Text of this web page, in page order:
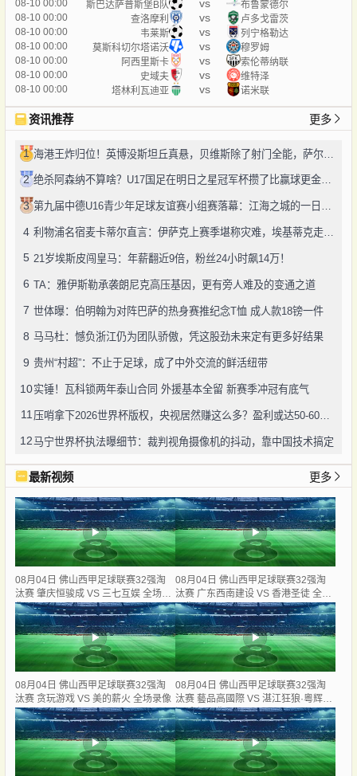
08-10 00:00
斯巴达萨普斯堡B队 vs
布鲁蒙德尔
08-10 00:00
查洛摩利 vs
卢多戈雷茨
08-10 00:00
韦莱斯 vs
列宁格勒达
08-10 00:00
莫斯科切尔塔诺沃 vs
穆罗姆
08-10 00:00
阿西里斯卡 vs
索伦蒂纳联
08-10 00:00
史域夫 vs
维特泽
08-10 00:00
塔林利瓦迪亚 vs 诺米联
资讯推荐 更多
1 海港王炸归位！英博没斯坦丘真悬，贝维斯除了射门全能，萨尔瓦多太对味
2 绝杀阿森纳不算啥？U17国足在明日之星冠军杯攒了比赢球更金的成长
3 第九届中德U16青少年足球友谊赛小组赛落幕：江海之城的一日绿茵鏖战
4 利物浦名宿麦卡蒂尔直言：伊萨克上赛季堪称灾难，埃基蒂克走红挫伤其自尊
5 21岁埃斯皮闯皇马：年薪翻近9倍，粉丝24小时飙14万！
6 TA：雅伊斯勒承袭朗尼克高压基因，更有旁人难及的变通之道
7 世体曝：伯明翰为对阵巴萨的热身赛推纪念T恤 成人款18镑一件
8 马马杜：憾负浙江仍为团队骄傲，凭这股劲未来定有更多好结果
9 贵州“村超”：不止于足球，成了中外交流的鲜活纽带
10实锤！瓦科锁两年泰山合同 外援基本全留 新赛季冲冠有底气
11 压哨拿下2026世界杯版权，央视居然赚这么多？盈利或达50-60亿！
12马宁世界杯执法曝细节：裁判视角摄像机的抖动，靠中国技术搞定
最新视频 更多
08月04日 佛山西甲足球联赛32强淘
汰赛 肇庆恒骏成 VS 三七互娱 全场录
像
08月04日 佛山西甲足球联赛32强淘
汰赛 广东西南建设 VS 香港圣徒 全场
录像
08月04日 佛山西甲足球联赛32强淘
汰赛 贪玩游戏 VS 美的薪火 全场录像
08月04日 佛山西甲足球联赛32强淘
汰赛 藝品高國際 VS 湛江狂狼·粵辉能
源 全场录像